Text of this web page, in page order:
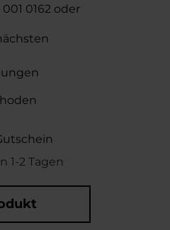
0162 oder
1-2 Tagen